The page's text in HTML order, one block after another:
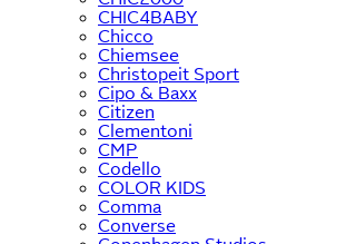
CHIC4BABY
Chicco
Chiemsee
Christopeit Sport
Cipo & Baxx
Citizen
Clementoni
CMP
Codello
COLOR KIDS
Comma
Converse